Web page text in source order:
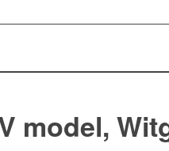
model,